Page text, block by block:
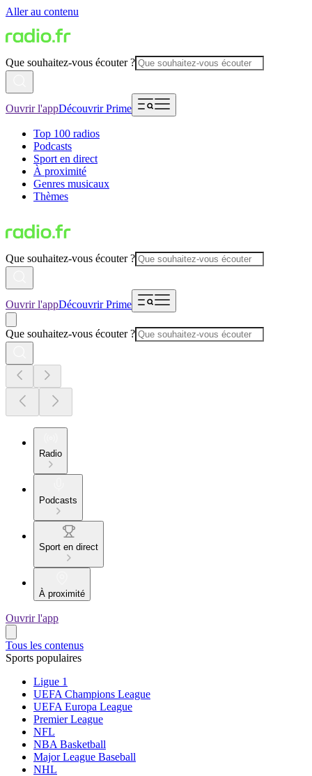
Aller au contenu
Que souhaitez-vous écouter ?
Ouvrir l'appDécouvrir Prime
Top 100 radios
Podcasts
Sport en direct
À proximité
Genres musicaux
Thèmes
Que souhaitez-vous écouter ?
Ouvrir l'appDécouvrir Prime
Que souhaitez-vous écouter ?
Radio
Podcasts
Sport en direct
À proximité
Ouvrir l'app
Tous les contenus
Sports populaires
Ligue 1
UEFA Champions League
UEFA Europa League
Premier League
NFL
NBA Basketball
Major League Baseball
NHL